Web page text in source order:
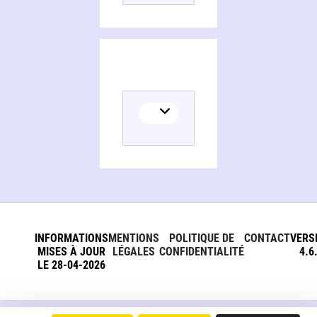
INFORMATIONS
MISES À JOUR
LE 28-04-2026
MENTIONS
LÉGALES
POLITIQUE DE
CONFIDENTIALITÉ
CONTACT